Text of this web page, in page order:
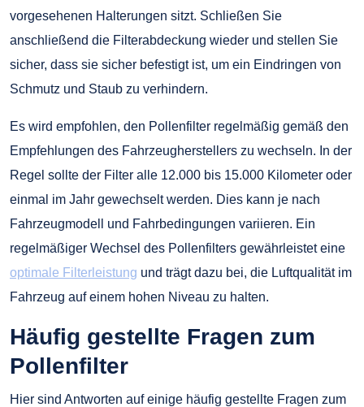
vorgesehenen Halterungen sitzt. Schließen Sie
anschließend die Filterabdeckung wieder und stellen Sie
sicher, dass sie sicher befestigt ist, um ein Eindringen von
Schmutz und Staub zu verhindern.
Es wird empfohlen, den Pollenfilter regelmäßig gemäß den
Empfehlungen des Fahrzeugherstellers zu wechseln. In der
Regel sollte der Filter alle 12.000 bis 15.000 Kilometer oder
einmal im Jahr gewechselt werden. Dies kann je nach
Fahrzeugmodell und Fahrbedingungen variieren. Ein
regelmäßiger Wechsel des Pollenfilters gewährleistet eine
optimale Filterleistung und trägt dazu bei, die Luftqualität im
Fahrzeug auf einem hohen Niveau zu halten.
Häufig gestellte Fragen zum
Pollenfilter
Hier sind Antworten auf einige häufig gestellte Fragen zum